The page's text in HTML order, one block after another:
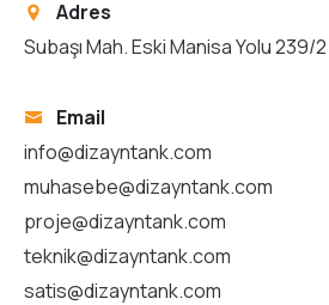
Adres
Subaşı Mah. Eski Manisa Yolu
Email
info@dizayntank.com
muhasebe@dizayntank.com
proje@dizayntank.com
teknik@dizayntank.com
satis@dizayntank.com